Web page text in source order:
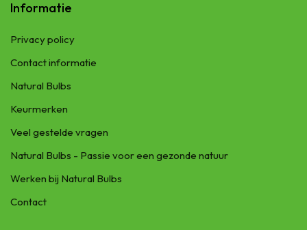
Informatie
Privacy policy
Contact informatie
Natural Bulbs
Keurmerken
Veel gestelde vragen
Natural Bulbs - Passie voor een gezonde natuur
Werken bij Natural Bulbs
Contact